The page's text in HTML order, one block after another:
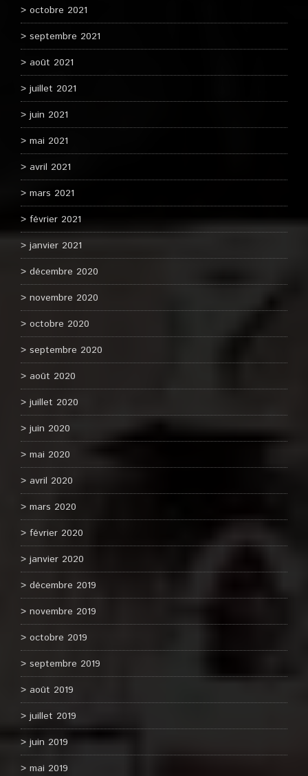
octobre 2021
septembre 2021
août 2021
juillet 2021
juin 2021
mai 2021
avril 2021
mars 2021
février 2021
janvier 2021
décembre 2020
novembre 2020
octobre 2020
septembre 2020
août 2020
juillet 2020
juin 2020
mai 2020
avril 2020
mars 2020
février 2020
janvier 2020
décembre 2019
novembre 2019
octobre 2019
septembre 2019
août 2019
juillet 2019
juin 2019
mai 2019